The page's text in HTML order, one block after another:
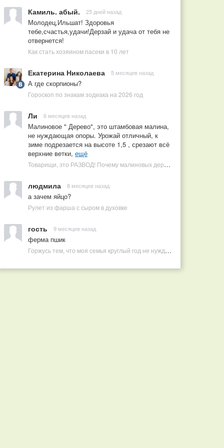
Камиль. абый. 25 дней назад
Молодец,Ильшат! Здоровья
тебе,счастья,удачи!Дерзай и удача от тебя не
отвернется!
Как стать хозяином пасеки в 10 лет
Екатерина Николаева 5 месяцев назад
А где скорпионы?
Гороскоп по знакам зодиака на 2026 год
Ли 6 месяцев назад
Малиновое " Дерево", это штамбовая малина,
не нуждающая опоры. Урожай отличный, к
зиме подрезается на высоте 1,5 , срезают всё
верхние ветки, ещё
Товарищи, это РАЗВОД! Почему малиновых деревьев не бывает, или Как ушлые продавцы наживаются на мечтах садоводов
людмила 8 месяцев назад
а зачем яйцо?
Рулет из фарша с сыром в духовке
гость 9 месяцев назад
ферма пшик
Горжусь тем, что моя семья круглый год не нуждается в покупных витаминах